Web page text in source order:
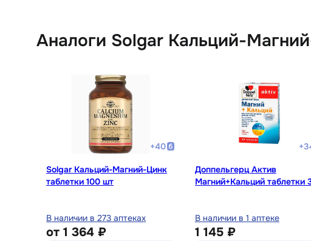
Аналоги Solgar Кальций-
+40
Solgar Кальций-Магний-Цинк
таблетки 100 шт
В наличии в 273 аптеках
от 1 364 ₽
+
Доппельгерц Актив
Магний+Кальций таблетки
В наличии в 1 аптеке
1 145 ₽